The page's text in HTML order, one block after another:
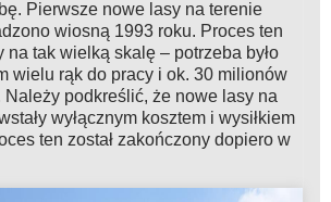
Pierwsze nowe lasy na terenie
wiosną 1993 roku. Proces ten
na tak wielką skalę – potrzeba było
wielu rąk do pracy i ok. 30 milionów
Należy podkreślić, że nowe lasy na
wyłącznym kosztem i wysiłkiem
ten został zakończony dopiero w